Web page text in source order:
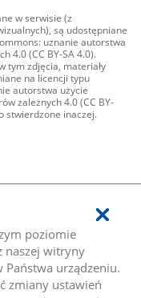
poziomie
naszej witryny
Państwa urządzeniu.
zmiany ustawień
w serwisie (z
są udostępniane
uznanie autorstwa
4.0 (CC BY-SA 4.0).
tym zdjęcia, materiały
na licencji typu
autorstwa użycie
zależnych 4.0 (CC BY-
stwierdzone inaczej.